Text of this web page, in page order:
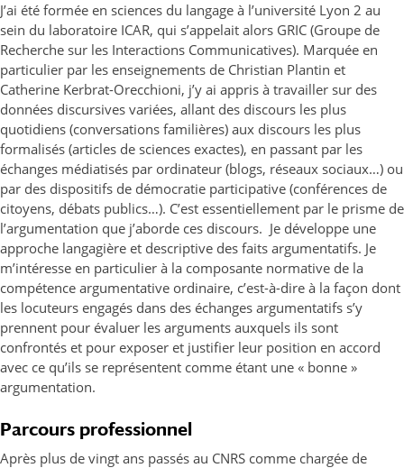
J’ai été formée en sciences du langage à l’université Lyon 2 au
sein du laboratoire ICAR, qui s’appelait alors GRIC (Groupe de
Recherche sur les Interactions Communicatives). Marquée en
particulier par les enseignements de Christian Plantin et
Catherine Kerbrat-Orecchioni, j’y ai appris à travailler sur des
données discursives variées, allant des discours les plus
quotidiens (conversations familières) aux discours les plus
formalisés (articles de sciences exactes), en passant par les
échanges médiatisés par ordinateur (blogs, réseaux sociaux…) ou
par des dispositifs de démocratie participative (conférences de
citoyens, débats publics…). C’est essentiellement par le prisme de
l’argumentation que j’aborde ces discours. Je développe une
approche langagière et descriptive des faits argumentatifs. Je
m’intéresse en particulier à la composante normative de la
compétence argumentative ordinaire, c’est-à-dire à la façon dont
les locuteurs engagés dans des échanges argumentatifs s’y
prennent pour évaluer les arguments auxquels ils sont
confrontés et pour exposer et justifier leur position en accord
avec ce qu’ils se représentent comme étant une « bonne »
argumentation.
Parcours professionnel
Après plus de vingt ans passés au CNRS comme chargée de